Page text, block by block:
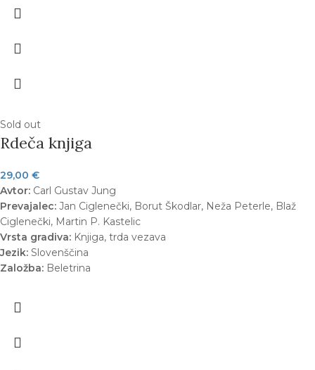
Sold out
Rdeča knjiga
29,00 €
Avtor: Carl Gustav Jung
Prevajalec: Jan Ciglenečki, Borut Škodlar, Neža Peterle, Blaž
Ciglenečki, Martin P. Kastelic
Vrsta gradiva: Knjiga, trda vezava
Jezik: Slovenščina
Založba: Beletrina